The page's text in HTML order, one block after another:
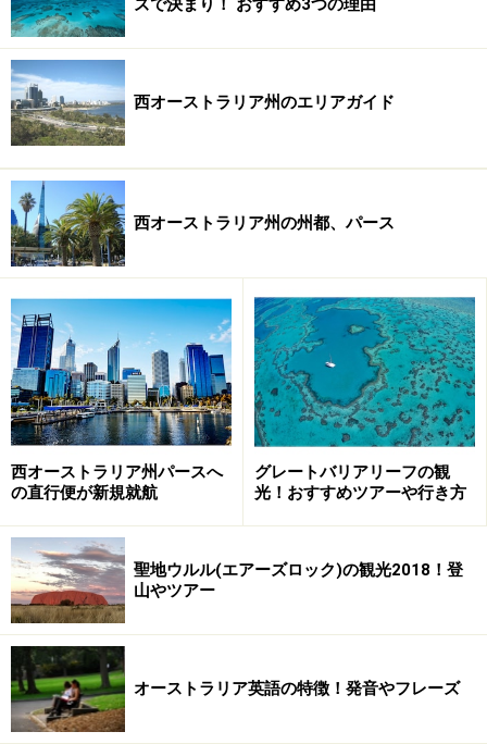
NT（ノーザンテリトリー）
★オーストラリアン・パブ入門
法
※記事内容は執筆時点のものです。最新の内容をご確認くださ
※海外を訪れる際には最新情報の入手に努め、「外務省 海外安全
ホームページ
ださい。
西オーストラリア州のエリアガイド
西オーストラリア州の州都、パース
西オーストラリア州パースへ
の直行便が新規就航
グレートバリアリーフの観
光！おすすめツアーや行き方
聖地ウルル(エアーズロック)の観光2018！登
山やツアー
オーストラリア英語の特徴！発音やフレーズ